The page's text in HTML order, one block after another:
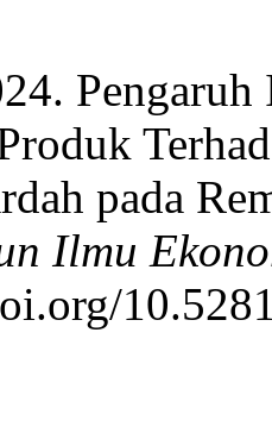
Pengaruh
pada
Ilmu